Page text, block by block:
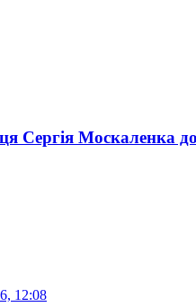
Сергія Москаленка
12:08